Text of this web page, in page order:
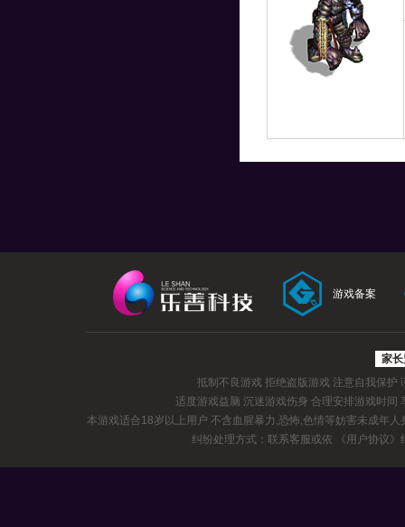
游戏备案
家
抵制不良游戏 拒绝盗版游戏 注意自我保护
适度游戏益脑 沉迷游戏伤身 合理安排游戏时间
本游戏适合18岁以上用户 不含血腥暴力,恐怖,色情等妨害未成年人
纠纷处理方式：联系客服或依
《用户协议》